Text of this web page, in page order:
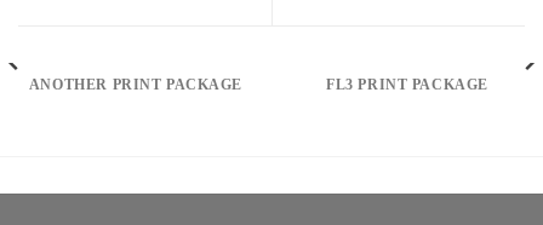
ANOTHER PRINT PACKAGE FL3 PRINT PACKAGE